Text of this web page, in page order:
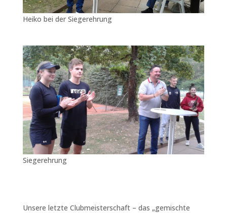
Heiko bei der Siegerehrung
Siegerehrung
Unsere letzte Clubmeisterschaft – das „gemischte